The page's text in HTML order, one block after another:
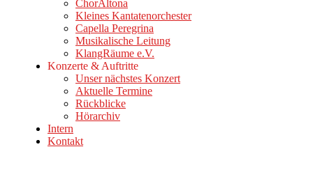
ChorAltona
Kleines Kantatenorchester
Capella Peregrina
Musikalische Leitung
KlangRäume e.V.
Konzerte & Auftritte
Unser nächstes Konzert
Aktuelle Termine
Rückblicke
Hörarchiv
Intern
Kontakt